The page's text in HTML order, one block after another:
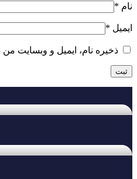
نام *
ایمیل *
ذخیره نام، ایمیل و وبسایت